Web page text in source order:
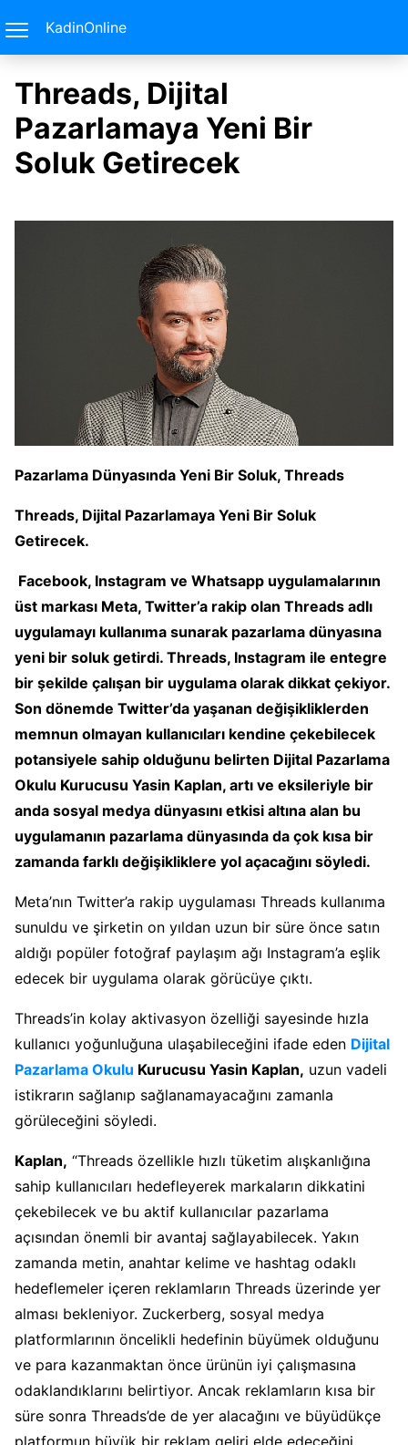
KadinOnline
Threads, Dijital
Pazarlamaya Yeni Bir
Soluk Getirecek
Pazarlama Dünyasında Yeni Bir Soluk, Threads
Threads, Dijital Pazarlamaya Yeni Bir Soluk
Getirecek.
Facebook, Instagram ve Whatsapp uygulamalarının
üst markası Meta, Twitter’a rakip olan Threads adlı
uygulamayı kullanıma sunarak pazarlama dünyasına
yeni bir soluk getirdi. Threads, Instagram ile entegre
bir şekilde çalışan bir uygulama olarak dikkat çekiyor.
Son dönemde Twitter’da yaşanan değişikliklerden
memnun olmayan kullanıcıları kendine çekebilecek
potansiyele sahip olduğunu belirten Dijital Pazarlama
Okulu Kurucusu Yasin Kaplan, artı ve eksileriyle bir
anda sosyal medya dünyasını etkisi altına alan bu
uygulamanın pazarlama dünyasında da çok kısa bir
zamanda farklı değişikliklere yol açacağını söyledi.
Meta’nın Twitter’a rakip uygulaması Threads kullanıma
sunuldu ve şirketin on yıldan uzun bir süre önce satın
aldığı popüler fotoğraf paylaşım ağı Instagram’a eşlik
edecek bir uygulama olarak görücüye çıktı.
Threads’in kolay aktivasyon özelliği sayesinde hızla
kullanıcı yoğunluğuna ulaşabileceğini ifade eden Dijital
Pazarlama Okulu Kurucusu Yasin Kaplan, uzun vadeli
istikrarın sağlanıp sağlanamayacağını zamanla
görüleceğini söyledi.
Kaplan, “Threads özellikle hızlı tüketim alışkanlığına
sahip kullanıcıları hedefleyerek markaların dikkatini
çekebilecek ve bu aktif kullanıcılar pazarlama
açısından önemli bir avantaj sağlayabilecek. Yakın
zamanda metin, anahtar kelime ve hashtag odaklı
hedeflemeler içeren reklamların Threads üzerinde yer
alması bekleniyor. Zuckerberg, sosyal medya
platformlarının öncelikli hedefinin büyümek olduğunu
ve para kazanmaktan önce ürünün iyi çalışmasına
odaklandıklarını belirtiyor. Ancak reklamların kısa bir
süre sonra Threads’de de yer alacağını ve büyüdükçe
platformun büyük bir reklam geliri elde edeceğini